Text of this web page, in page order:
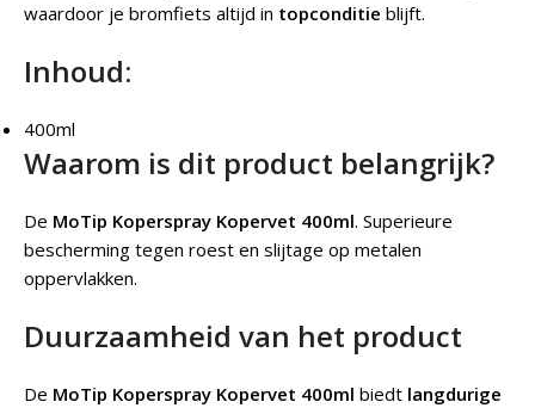
waardoor je bromfiets altijd in topconditie blijft.
Inhoud:
400ml
Waarom is dit product belangrijk?
De MoTip Koperspray Kopervet 400ml. Superieure
bescherming tegen roest en slijtage op metalen
oppervlakken.
Duurzaamheid van het product
De MoTip Koperspray Kopervet 400ml biedt langdurige